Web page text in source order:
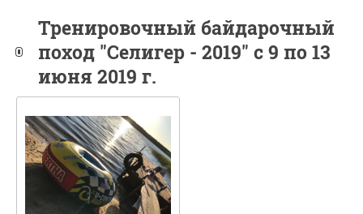
Тренировочный байдарочный
поход "Селигер - 2019" с 9 по 13
июня 2019 г.